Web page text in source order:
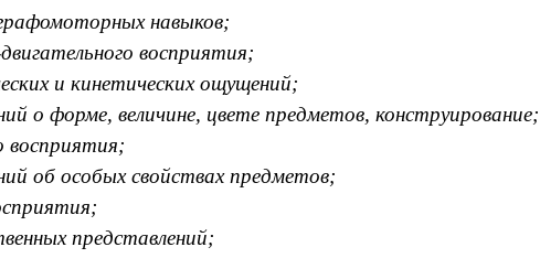
навыков;
восприятия;
и кинетических ощущений;
о форме, величине, цвете предметов, конструирование;
восприятия;
об особых свойствах предметов;
представлений;